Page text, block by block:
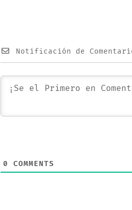
Notificación de
0 COMMENTS